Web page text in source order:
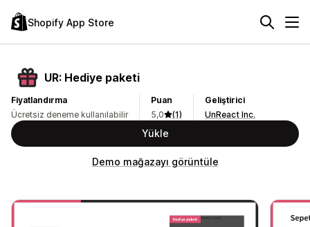
Shopify App Store
UR: Hediye paketi
Fiyatlandırma
Ücretsiz deneme kullanılabilir
Puan
5,0
(1)
Geliştirici
UnReact Inc.
Yükle
Demo mağazayı görüntüle